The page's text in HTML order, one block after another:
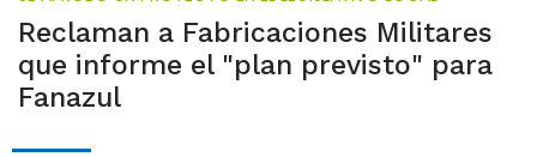
Reclaman a Fabricaciones Militares
que informe el "plan previsto" para
Fanazul